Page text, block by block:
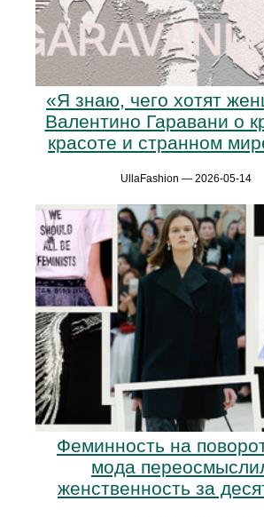
«Я знаю, чего хотят
Валентино Гаравани о
красоте и странном
UllaFashion — 2026-05-14
Феминность на
мода
женственность за